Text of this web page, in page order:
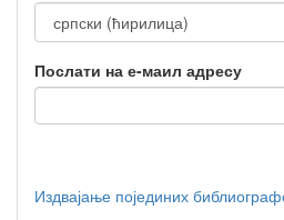
Послати на е-маил адресу
Издвајање појединих